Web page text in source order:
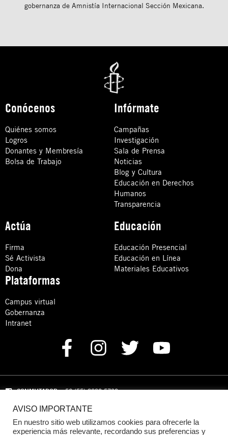
gobernanza de Amnistía Internacional Sección Mexicana.
Conócenos
Quiénes somos
Logros
Donantes y Membresía
Bolsa de Trabajo
Infórmate
Campañas
Investigación
Sala de Prensa
Noticias
Blog y Cultura
Educación en Derechos
Humanos
Transparencia
Actúa
Firma
Sé Activista
Dona
Educación
Educación Presencial
Educación en Línea
Materiales Educativos
Plataformas
Campus virtual
Gobernanza
Intranet
CONMUTADOR: +52 (55) 8880 5730
Domicilio: Calle Hércules 13,
Benito Juárez, C.P. 03940 Ciudad de México, CDMX
AVISO IMPORTANTE
En nuestro sitio web utilizamos cookies para ofrecerle la
experiencia más relevante, recordando sus preferencias y